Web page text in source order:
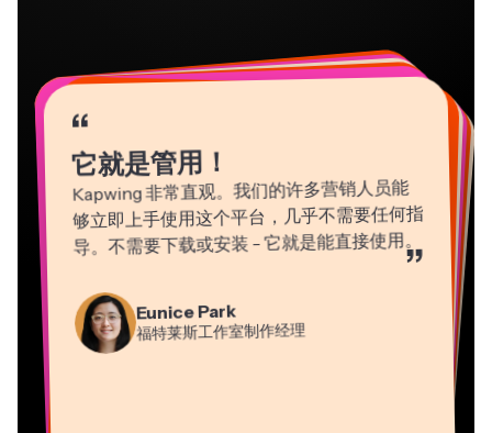
“
它就是管用！
Kapwing 非常直观。我们的许多营销人员能
够立即上手使用这个平台，几乎不需要任何指
导。不需要下载或安装 - 它就是能直接使用。
”
Eunice Park
福特莱斯工作室制作经理
“
“
Panos Papagapiou
埃帕斯隆合伙人
“
Kerry-lee Farla
Gracie Peng
内容总监
“
视频编辑器
Heidi Rae
“
Natasha Ball
顾问
“
Dina Segovia